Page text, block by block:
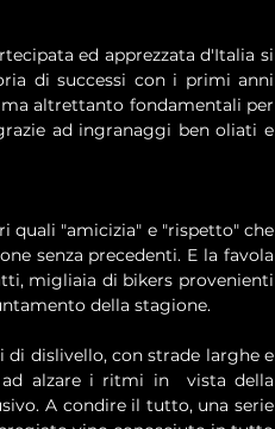
ed apprezzata d'Italia si
di successi con i primi anni
altrettanto fondamentali per
ad ingranaggi ben oliati e
quali "amicizia" e "rispetto" che
senza precedenti. E la favola
migliaia di bikers provenienti
della stagione.
dislivello, con strade larghe e
alzare i ritmi in  vista della
A condire il tutto, una serie